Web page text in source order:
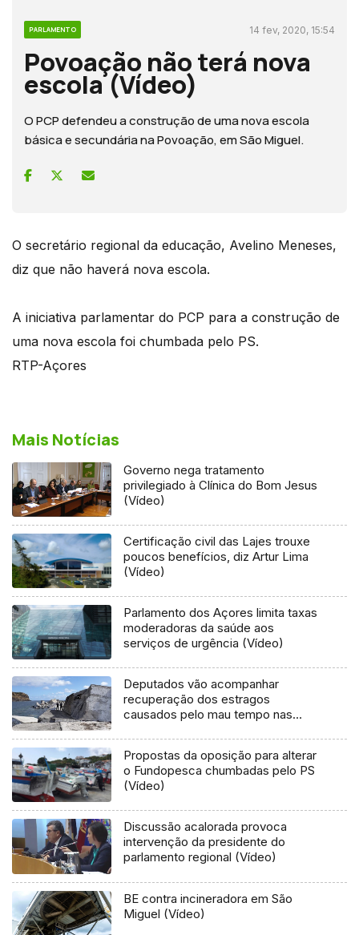
PARLAMENTO 14 fev, 2020, 15:54
Povoação não terá nova
escola (Vídeo)
O PCP defendeu a construção de uma nova escola
básica e secundária na Povoação, em São Miguel.
O secretário regional da educação, Avelino Meneses,
diz que não haverá nova escola.
A iniciativa parlamentar do PCP para a construção de
uma nova escola foi chumbada pelo PS.
RTP-Açores
Mais Notícias
Governo nega tratamento
privilegiado à Clínica do Bom Jesus
(Vídeo)
Certificação civil das Lajes trouxe
poucos benefícios, diz Artur Lima
(Vídeo)
Parlamento dos Açores limita taxas
moderadoras da saúde aos
serviços de urgência (Vídeo)
Deputados vão acompanhar
recuperação dos estragos
causados pelo mau tempo nas
Propostas da oposição para alterar
o Fundopesca chumbadas pelo PS
(Vídeo)
Discussão acalorada provoca
intervenção da presidente do
parlamento regional (Vídeo)
BE contra incineradora em São
Miguel (Vídeo)